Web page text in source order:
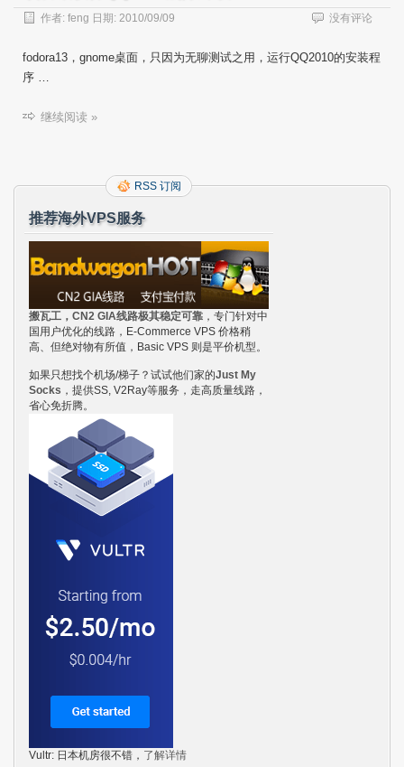
作者: feng 日期: 2010/09/09 没有评论
fodora13，gnome桌面，只因为无聊测试之用，运行QQ2010的安装程
序 …
继续阅读 »
RSS 订阅
推荐海外VPS服务
搬瓦工，CN2 GIA线路极其稳定可靠 ，专门针对中
国用户优化的线路，E-Commerce VPS 价格稍
高、但绝对物有所值，Basic VPS 则是平价机型。
如果只想找个机场/梯子？试试他们家的Just My
Socks ，提供SS, V2Ray等服务，走高质量线路，
省心免折腾。
Vultr: 日本机房很不错， 了解详情